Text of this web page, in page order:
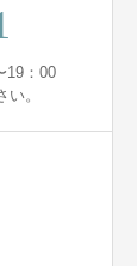
19：00
。